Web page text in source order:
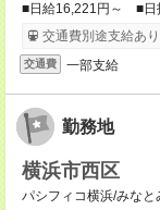
■日給16,221円～ ■日
交通費別途支給あり
交通費 一部支給
勤務地
横浜市西区
パシフィコ横浜/みな